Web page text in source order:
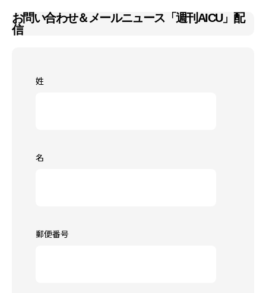
お問い合わせ＆メールニュース「週刊AICU」配
信
姓
名
郵便番号